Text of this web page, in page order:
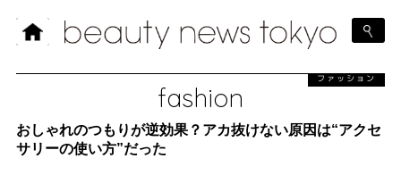
fashion
ファッション
おしゃれのつもりが逆効果？アカ抜けない原因は“アクセ
サリーの使い方”だった